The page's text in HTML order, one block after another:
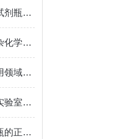
还不知道如何使用耐酸碱试剂瓶？进来看
高硼硅样品瓶在高温和复杂化学环境中表现出色
高硼硅玻璃丁基锂瓶的应用领域及特点讲述
广口试剂瓶是一种常用的实验室容器
一文与您分享耐溶剂样品瓶的正确存放方法